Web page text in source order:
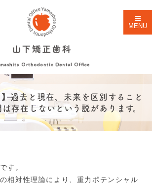
MENU
】過去と現在、未来を区別すること
存在しないという説があります。
す。
相対性理論により、重力ポテンシャル